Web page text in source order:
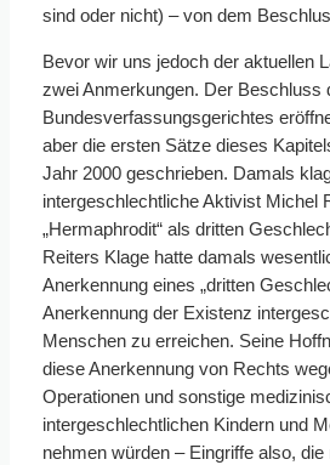
sind oder nicht) – von dem
Bevor wir uns jedoch der aktuellen
zwei Anmerkungen. Der Beschluss
Bundesverfassungsgerichtes
aber die ersten Sätze dieses
Jahr 2000 geschrieben. Damals
intergeschlechtliche Aktivist Michel
„Hermaphrodit“ als dritten
Reiters Klage hatte damals
Anerkennung eines „dritten
Anerkennung der Existenz
Menschen zu erreichen. Seine
diese Anerkennung von Rechts
Operationen und sonstige
intergeschlechtlichen Kindern und
nehmen würden – Eingriffe also,